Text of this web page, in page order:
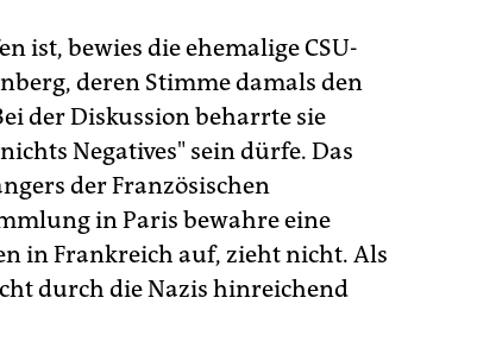
ist, bewies die ehemalige CSU-
deren Stimme damals den
der Diskussion beharrte sie
Negatives" sein dürfe. Das
der Französischen
in Paris bewahre eine
in Frankreich auf, zieht nicht. Als
durch die Nazis hinreichend